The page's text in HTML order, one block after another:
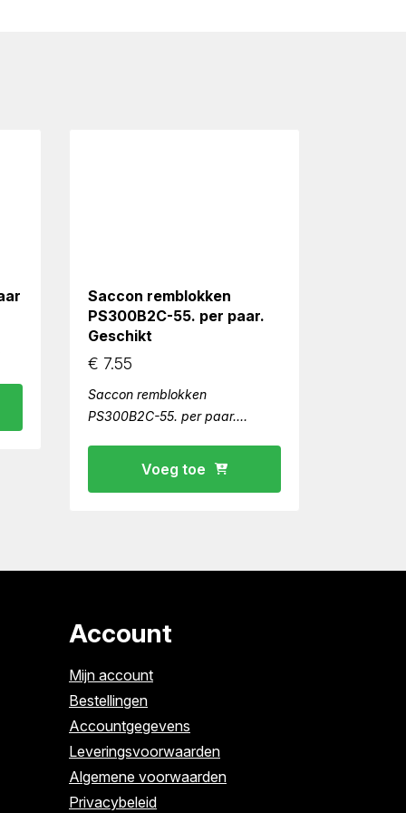
Saccon remblokken
PS300B2C-55. per paar.
Geschikt
€ 7.55
Saccon remblokken
PS300B2C-55. per paar.
Voeg toe
Account
Mijn account
Bestellingen
Accountgegevens
Leveringsvoorwaarden
Algemene voorwaarden
Privacybeleid